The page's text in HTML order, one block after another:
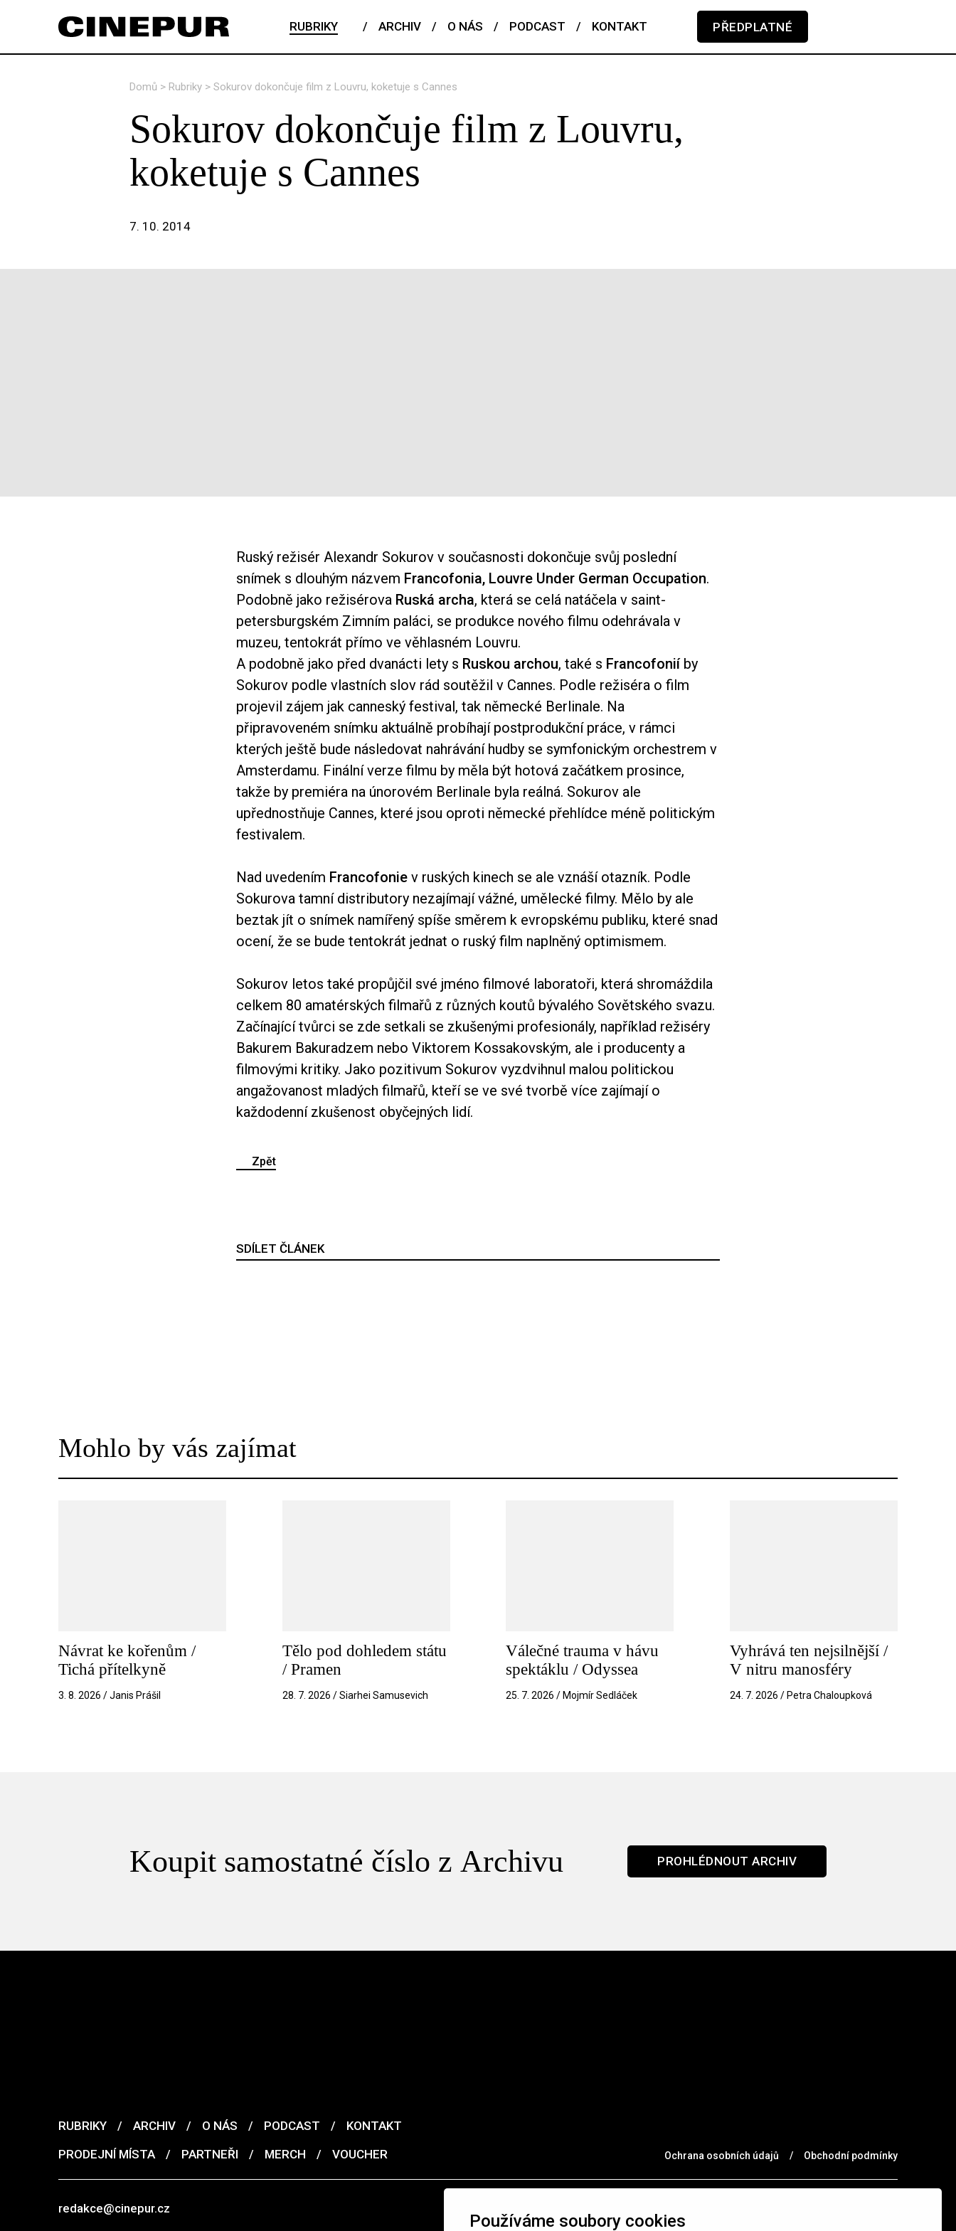
Používáme soubory cookies
RUBRIKY / ARCHIV / O NÁS / PODCAST / KONTAKT PŘEDPLATNÉ
Domů > Rubriky > Sokurov dokončuje film z Louvru, koketuje s Cannes
Sokurov dokončuje film z Louvru,
koketuje s Cannes
7. 10. 2014
Ruský režisér Alexandr Sokurov v současnosti dokončuje svůj poslední
snímek s dlouhým názvem Francofonia, Louvre Under German Occupation.
Podobně jako režisérova Ruská archa, která se celá natáčela v saint-
petersburgském Zimním paláci, se produkce nového filmu odehrávala v
muzeu, tentokrát přímo ve věhlasném Louvru.
A podobně jako před dvanácti lety s Ruskou archou, také s Francofoniíby
Sokurov podle vlastních slov rád soutěžil v Cannes. Podle režiséra o film
projevil zájem jak canneský festival, tak německé Berlinale. Na
připravoveném snímku aktuálně probíhají postprodukční práce, v rámci
kterých ještě bude následovat nahrávání hudby se symfonickým orchestrem v
Amsterdamu. Finální verze filmu by měla být hotová začátkem prosince,
takže by premiéra na únorovém Berlinale byla reálná. Sokurov ale
upřednostňuje Cannes, které jsou oproti německé přehlídce méně politickým
festivalem.
Nad uvedením Francofonie v ruských kinech se ale vznáší otazník. Podle
Sokurova tamní distributory nezajímají vážné, umělecké filmy. Mělo by ale
beztak jít o snímek namířený spíše směrem k evropskému publiku, které snad
ocení, že se bude tentokrát jednat o ruský film naplněný optimismem.
Sokurov letos také propůjčil své jméno filmové laboratoři, která shromáždila
celkem 80 amatérských filmařů z různých koutů bývalého Sovětského svazu.
Začínající tvůrci se zde setkali se zkušenými profesionály, například režiséry
Bakurem Bakuradzem nebo Viktorem Kossakovským, ale i producenty a
filmovými kritiky. Jako pozitivum Sokurov vyzdvihnul malou politickou
angažovanost mladých filmařů, kteří se ve své tvorbě více zajímají o
každodenní zkušenost obyčejných lidí.
Zpět
SDÍLET ČLÁNEK
Mohlo by vás zajímat
Návrat ke kořenům /
Tichá přítelkyně
3. 8. 2026 / Janis Prášil
Tělo pod dohledem státu
/ Pramen
28. 7. 2026 / Siarhei Samusevich
Válečné trauma v hávu
spektáklu / Odyssea
25. 7. 2026 / Mojmír Sedláček
Vyhrává ten nejsilnější /
V nitru manosféry
24. 7. 2026 / Petra Chaloupková
Koupit samostatné číslo z Archivu PROHLÉDNOUT ARCHIV
RUBRIKY / ARCHIV / O NÁS / PODCAST /
KONTAKT
PRODEJNÍ MÍSTA
/ PARTNEŘI / MERCH / VOUCHER Ochrana osobních údajů / Obchodní podmínky
redakce@cinepur.cz